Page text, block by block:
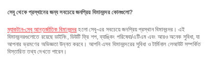
সেবু থেকে প্রস্থানের জন্য সবচেয়ে জনপ্রিয় বিমানবন্দর কোনগুলো?
ম্যাকটান-সেবু আন্তর্জাতিক বিমানবন্দর হলো সেবু-এর সবচেয়ে জনপ্রিয় প্রস্থান বিমানবন্দর। এই
বিমানবন্দরগুলোতে রয়েছে ডাইনিং, ডিউটি ফ্রি শপ, ব্যাঙ্কিং পরিষেবা/এটিএম এবং আরও অনেক সুবিধা, যা
আপনার ভ্রমণের অভিজ্ঞতা উন্নত করবে। আপনি এসব বিমানবন্দরের সুবিধা ও টার্মিনাল লেআউট সম্পর্কিত
বিস্তারিত তথ্য দেখতে পারেন।